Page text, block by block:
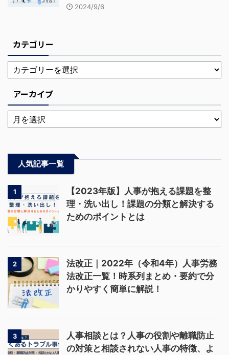
2024/9/6
カテゴリー
アーカイブ
人気記事一覧
1
【2023年版】人事が抱える課題を整
理・洗い出し！課題の分類と解決する
ためのポイントとは
2
法改正｜2022年（令和4年）人事労務
法改正一覧！時系列まとめ・要約で分
かりやすく簡単に解説！
3
人事相談とは？人事の役割や離職防止
の対策と相談されない人事の特徴、よ